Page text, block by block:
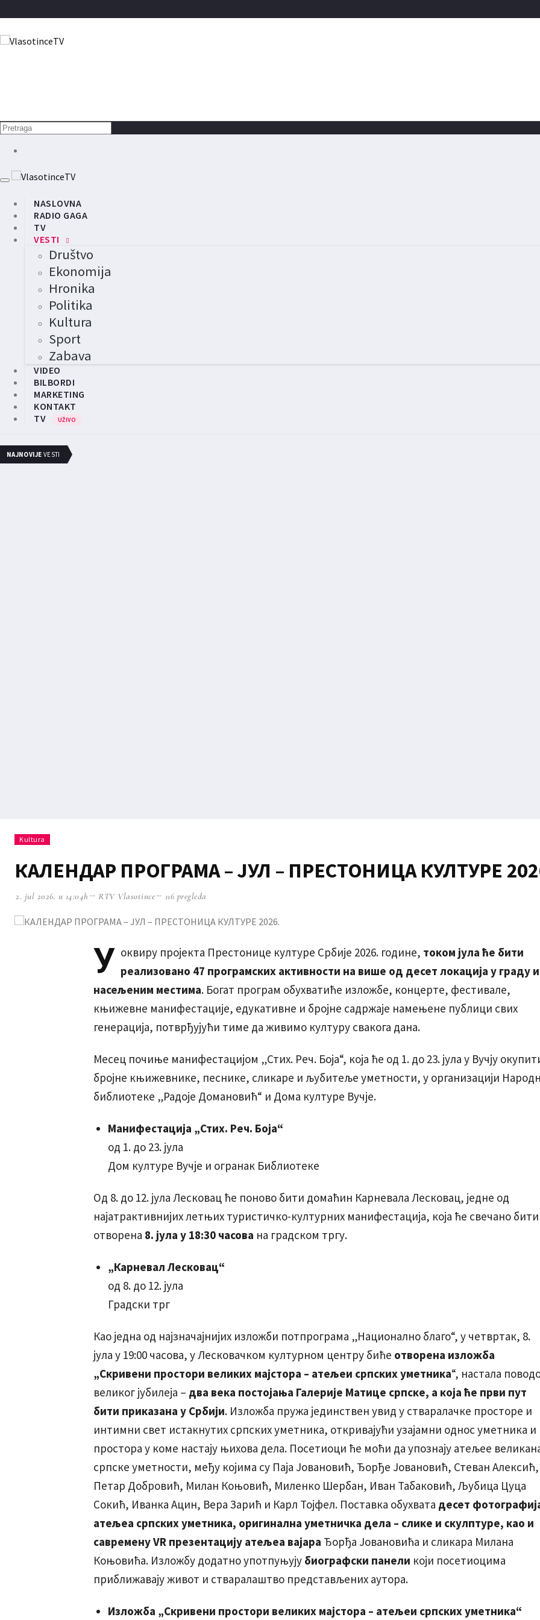
NASLOVNA
RADIO GAGA
TV
VESTI
Društvo
Ekonomija
Hronika
Politika
Kultura
Sport
Zabava
VIDEO
BILBORDI
MARKETING
KONTAKT
TV
UŽIVO
NAJNOVIJE VESTI
Kultura
КАЛЕНДАР ПРОГРАМА – ЈУЛ – ПРЕСТОНИЦА КУЛТУРЕ
2. jul 2026. u 14:04h RTV Vlasotince 116 pregleda
У оквиру пројекта Престонице културе Србије 2026. године, током јула ће бити
реализовано 47 програмских активности на више од десет локација у граду и
насељеним местима. Богат програм обухватиће изложбе, концерте, фестивале,
књижевне манифестације, едукативне и бројне садржаје намењене публици свих
генерација, потврђујући тиме да живимо културу свакога дана.
Месец почиње манифестацијом „Стих. Реч. Боја“, која ће од 1. до 23. јула у Вучју
бројне књижевнике, песнике, сликаре и љубитеље уметности, у организацији
библиотеке „Радоје Домановић“ и Дома културе Вучје.
Манифестација „Стих. Реч. Боја“
од 1. до 23. јула
Дом културе Вучје и огранак Библиотеке
Од 8. до 12. јула Лесковац ће поново бити домаћин Карневала Лесковац, једне од
најатрактивнијих летњих туристичко-културних манифестација, која ће свечано бити
отворена 8. јула у 18:30 часова на градском тргу.
„Карневал Лесковац“
од 8. до 12. јула
Градски трг
Као једна од најзначајнијих изложби потпрограма „Национално благо“, у четвртак, 8.
јула у 19:00 часова, у Лесковачком културном центру биће отворена изложба
„Скривени простори великих мајстора – атељеи српских уметника“, настала
великог јубилеја – два века постојања Галерије Матице српске, а која ће први пут
бити приказана у Србији. Изложба пружа јединствен увид у стваралачке просторе и
интимни свет истакнутих српских уметника, откривајући узајамни однос уметника и
простора у коме настају њихова дела. Посетиоци ће моћи да упознају атељее
српске уметности, међу којима су Паја Јовановић, Ђорђе Јовановић, Стеван Алексић,
Петар Добровић, Милан Коњовић, Миленко Шербан, Иван Табаковић, Љубица Цуца
Сокић, Иванка Ацин, Вера Зарић и Карл Тојфел. Поставка обухвата десет
атељеа српских уметника, оригинална уметничка дела – слике и скулптуре, као и
савремену VR презентацију атељеа вајара Ђорђа Јовановића и сликара Милана
Коњовића. Изложбу додатно употпуњују биографски панели који посетиоцима
приближавају живот и стваралаштво представљених аутора.
Изложба „Скривени простори великих мајстора – атељеи српских уметника“